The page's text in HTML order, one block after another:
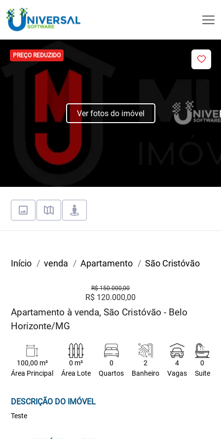
PREÇO REDUZIDO
Ver fotos do imóvel
Início venda Apartamento São Cristóvão
R$ 150.000,00
R$ 120.000,00
Apartamento à venda, São Cristóvão - Belo
Horizonte/MG
100,00 m²
Área Principal
0 m²
Área Lote
0
Quartos
2
Banheiro
4
Vagas
0
Suite
DESCRIÇÃO DO IMÓVEL
Teste